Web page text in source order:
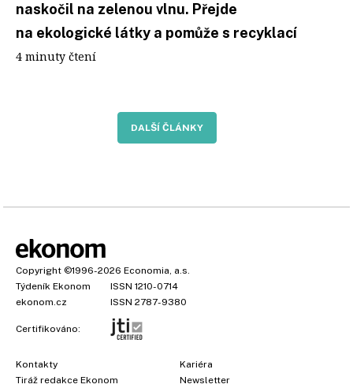
naskočil na zelenou vlnu. Přejde
na ekologické látky a pomůže s recyklací
4 minuty čtení
DALŠÍ ČLÁNKY
Copyright ©1996-2026 Economia, a.s.
Týdeník Ekonom
ISSN 1210-0714
ekonom.cz
ISSN 2787-9380
Certifikováno:
Kontakty
Tiráž redakce Ekonom
Kariéra
Newsletter